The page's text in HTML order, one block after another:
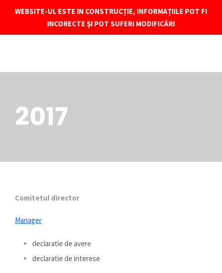
WEBSITE-UL ESTE IN CONSTRUCȚIE, INFORMAȚIILE POT FI
INCORECTE ȘI POT SUFERI MODIFICĂRI
2017
Comitetul director
Manager
declaratie de avere
declaratie de interese
Spitalul de Boli Cronice "Sf. Luca"